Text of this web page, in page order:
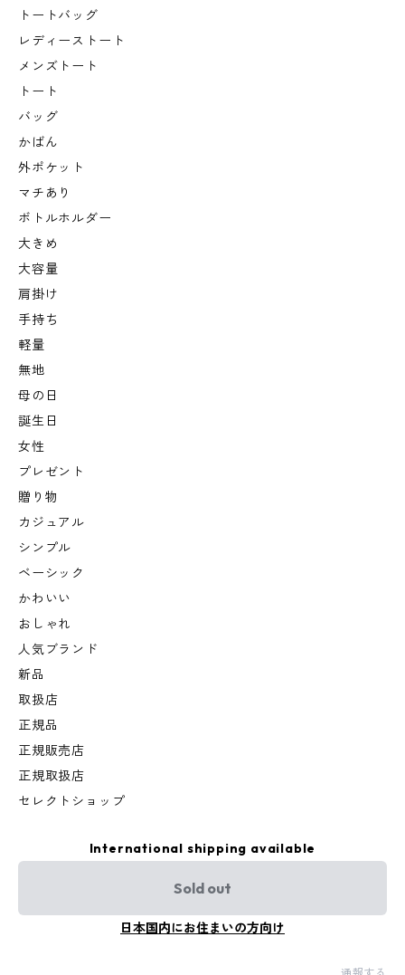
トートバッグ
レディーストート
メンズトート
トート
バッグ
かばん
外ポケット
マチあり
ボトルホルダー
大きめ
大容量
肩掛け
手持ち
軽量
無地
母の日
誕生日
女性
プレゼント
贈り物
カジュアル
シンプル
ベーシック
かわいい
おしゃれ
人気ブランド
新品
取扱店
正規品
正規販売店
正規取扱店
セレクトショップ
International shipping available
Sold out
日本国内にお住まいの方向け